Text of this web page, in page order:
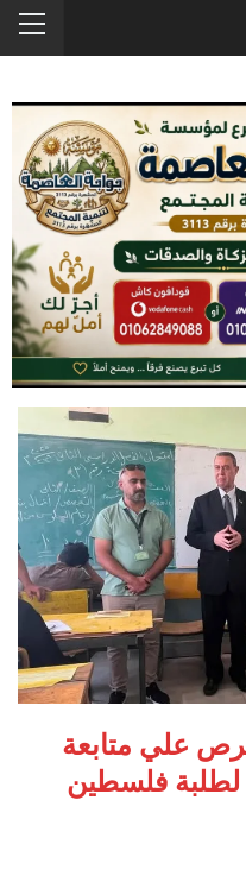
علي متابعة
لطلبة فلسطين